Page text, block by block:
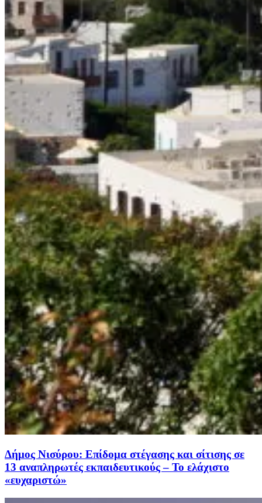
Δήμος Νισύρου: Επίδομα στέγασης και σίτισης σε
13 αναπληρωτές εκπαιδευτικούς – Το ελάχιστο
«ευχαριστώ»